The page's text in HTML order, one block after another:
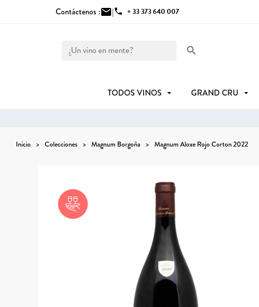
Contáctenos :mail|phone + 33 373 640 007
search
TODOS VINOS GRAND CRU
Inicio Colecciones Magnum Borgoña Magnum Aloxe Rojo Corton 2022